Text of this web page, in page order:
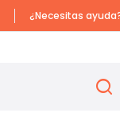
¿Necesitas